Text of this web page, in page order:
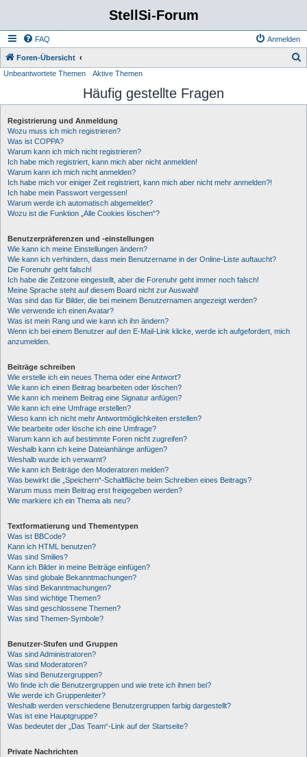
StellSi-Forum
FAQ Anmelden
Foren-Übersicht
h
Unbeantwortete Themen Aktive Themen
Häufig gestellte Fragen
Registrierung und Anmeldung
Wozu muss ich mich registrieren?
Was ist COPPA?
Warum kann ich mich nicht registrieren?
Ich habe mich registriert, kann mich aber nicht anmelden!
Warum kann ich mich nicht anmelden?
Ich habe mich vor einiger Zeit registriert, kann mich aber nicht mehr anmelden?!
Ich habe mein Passwort vergessen!
Warum werde ich automatisch abgemeldet?
Wozu ist die Funktion „Alle Cookies löschen“?
Benutzerpräferenzen und -einstellungen
Wie kann ich meine Einstellungen ändern?
Wie kann ich verhindern, dass mein Benutzername in der Online-Liste auftaucht?
Die Forenuhr geht falsch!
Ich habe die Zeitzone eingestellt, aber die Forenuhr geht immer noch falsch!
Meine Sprache steht auf diesem Board nicht zur Auswahl!
Was sind das für Bilder, die bei meinem Benutzernamen angezeigt werden?
Wie verwende ich einen Avatar?
Was ist mein Rang und wie kann ich ihn ändern?
Wenn ich bei einem Benutzer auf den E-Mail-Link klicke, werde ich aufgefordert, mich
anzumelden.
Beiträge schreiben
Wie erstelle ich ein neues Thema oder eine Antwort?
Wie kann ich einen Beitrag bearbeiten oder löschen?
Wie kann ich meinem Beitrag eine Signatur anfügen?
Wie kann ich eine Umfrage erstellen?
Wieso kann ich nicht mehr Antwortmöglichkeiten erstellen?
Wie bearbeite oder lösche ich eine Umfrage?
Warum kann ich auf bestimmte Foren nicht zugreifen?
Weshalb kann ich keine Dateianhänge anfügen?
Weshalb wurde ich verwarnt?
Wie kann ich Beiträge den Moderatoren melden?
Was bewirkt die „Speichern“-Schaltfläche beim Schreiben eines Beitrags?
Warum muss mein Beitrag erst freigegeben werden?
Wie markiere ich ein Thema als neu?
Textformatierung und Thementypen
Was ist BBCode?
Kann ich HTML benutzen?
Was sind Smilies?
Kann ich Bilder in meine Beiträge einfügen?
Was sind globale Bekanntmachungen?
Was sind Bekanntmachungen?
Was sind wichtige Themen?
Was sind geschlossene Themen?
Was sind Themen-Symbole?
Benutzer-Stufen und Gruppen
Was sind Administratoren?
Was sind Moderatoren?
Was sind Benutzergruppen?
Wo finde ich die Benutzergruppen und wie trete ich ihnen bei?
Wie werde ich Gruppenleiter?
Weshalb werden verschiedene Benutzergruppen farbig dargestellt?
Was ist eine Hauptgruppe?
Was bedeutet der „Das Team“-Link auf der Startseite?
Private Nachrichten